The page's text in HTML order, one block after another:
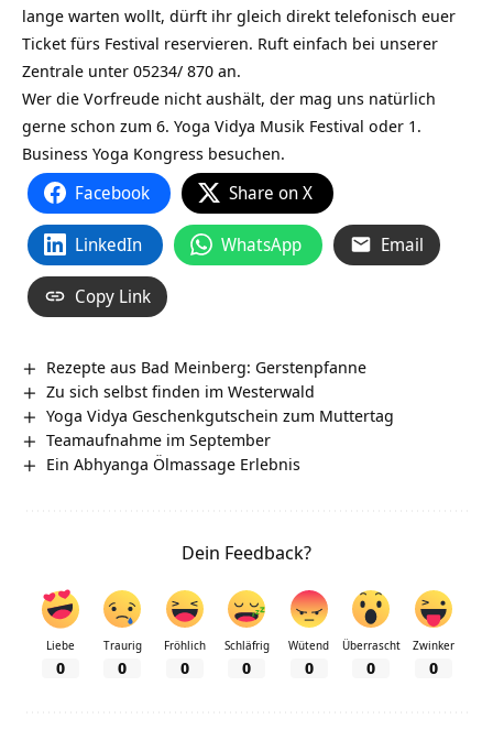
lange warten wollt, dürft ihr gleich direkt telefonisch euer
Ticket fürs Festival reservieren. Ruft einfach bei unserer
Zentrale unter 05234/ 870 an.
Wer die Vorfreude nicht aushält, der mag uns natürlich
gerne schon zum 6. Yoga Vidya Musik Festival oder 1.
Business Yoga Kongress besuchen.
Facebook Share on X
LinkedIn WhatsApp Email
Copy Link
Rezepte aus Bad Meinberg: Gerstenpfanne
Zu sich selbst finden im Westerwald
Yoga Vidya Geschenkgutschein zum Muttertag
Teamaufnahme im September
Ein Abhyanga Ölmassage Erlebnis
Dein Feedback?
Liebe
0
Traurig
0
Fröhlich
0
Schläfrig
0
Wütend
0
Überrascht
0
Zwinker
0